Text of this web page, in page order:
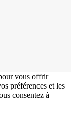
vous offrir
préférences et les
consentez à